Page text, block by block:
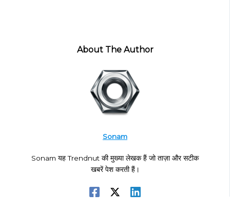
About The Author
Sonam
Sonam यह Trendnut की मुख्या लेखक हैं जो ताज़ा और सटीक
खबरें पेश करती हैं।